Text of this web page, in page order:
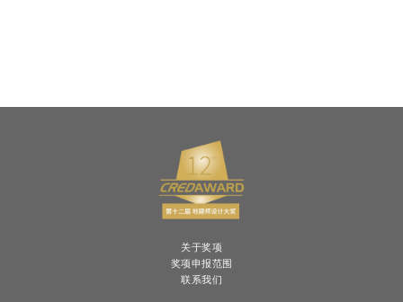
关于奖项
奖项申报范围
联系我们